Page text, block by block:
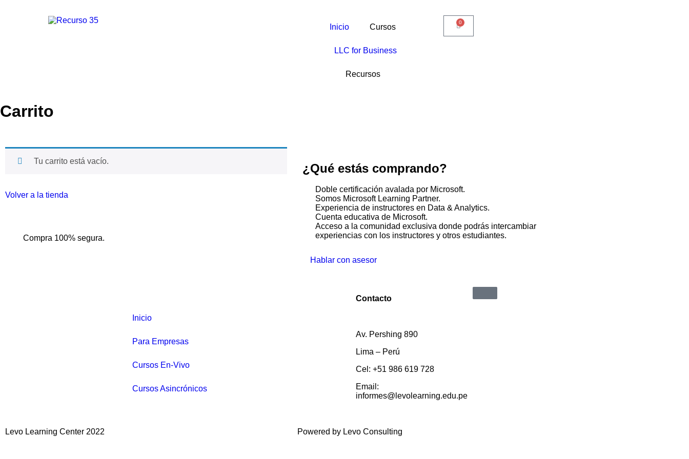
Inicio Cursos
LLC for Business
Recursos
0
Carrito
Tu carrito está vacío.
Volver a la tienda
Compra 100% segura.
¿Qué estás comprando?
Doble certificación avalada por Microsoft.
Somos Microsoft Learning Partner.
Experiencia de instructores en Data & Analytics.
Cuenta educativa de Microsoft.
Acceso a la comunidad exclusiva donde podrás intercambiar
experiencias con los instructores y otros estudiantes.
Hablar con asesor
Inicio
Para Empresas
Cursos En-Vivo
Cursos Asincrónicos
Contacto
Av. Pershing 890
Lima – Perú
Cel: +51 986 619 728
Email:
informes@levolearning.edu.pe
Levo Learning Center 2022 Powered by Levo Consulting